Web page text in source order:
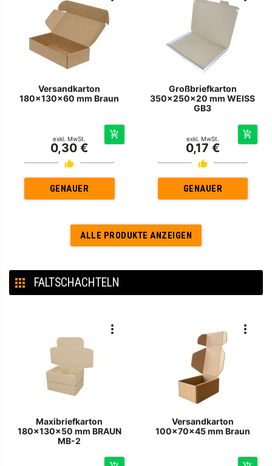
Versandkarton
180x130x60 mm Braun
exkl. MwSt.
0,30 €
GENAUER
Großbriefkarton
350x250x20 mm WEISS
GB3
exkl. MwSt.
0,17 €
GENAUER
ALLE PRODUKTE ANZEIGEN
FALTSCHACHTELN
Maxibriefkarton
180x130x50 mm BRAUN
MB-2
Versandkarton
100x70x45 mm Braun